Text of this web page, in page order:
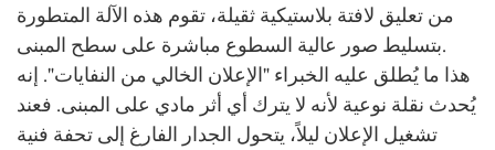
من تعليق لافتة بلاستيكية ثقيلة، تقوم هذه الآلة المتطورة
بتسليط صور عالية السطوع مباشرة على سطح المبنى.
هذا ما يُطلق عليه الخبراء "الإعلان الخالي من النفايات". إنه
يُحدث نقلة نوعية لأنه لا يترك أي أثر مادي على المبنى. فعند
تشغيل الإعلان ليلاً، يتحول الجدار الفارغ إلى تحفة فنية